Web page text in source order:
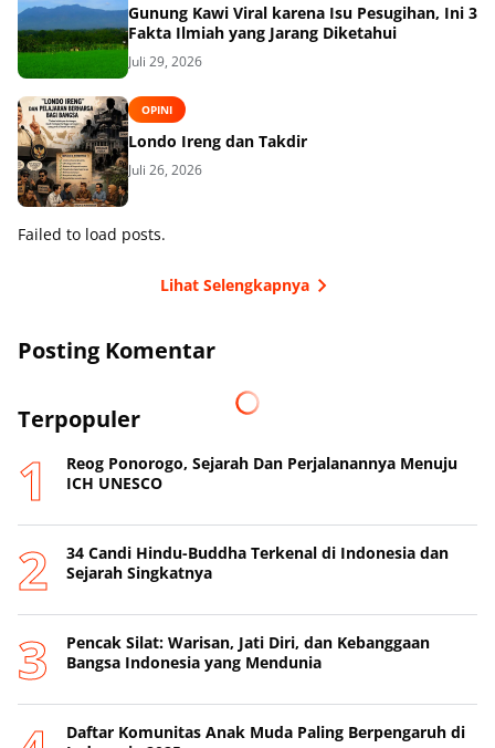
Gunung Kawi Viral karena Isu Pesugihan, Ini 3
Fakta Ilmiah yang Jarang Diketahui
Juli 29, 2026
OPINI
Londo Ireng dan Takdir
Juli 26, 2026
Failed to load posts.
Lihat Selengkapnya
Posting Komentar
Terpopuler
Reog Ponorogo, Sejarah Dan Perjalanannya Menuju
ICH UNESCO
34 Candi Hindu-Buddha Terkenal di Indonesia dan
Sejarah Singkatnya
Pencak Silat: Warisan, Jati Diri, dan Kebanggaan
Bangsa Indonesia yang Mendunia
Daftar Komunitas Anak Muda Paling Berpengaruh di